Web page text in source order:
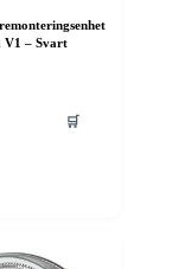
V1 – Svart
🛒